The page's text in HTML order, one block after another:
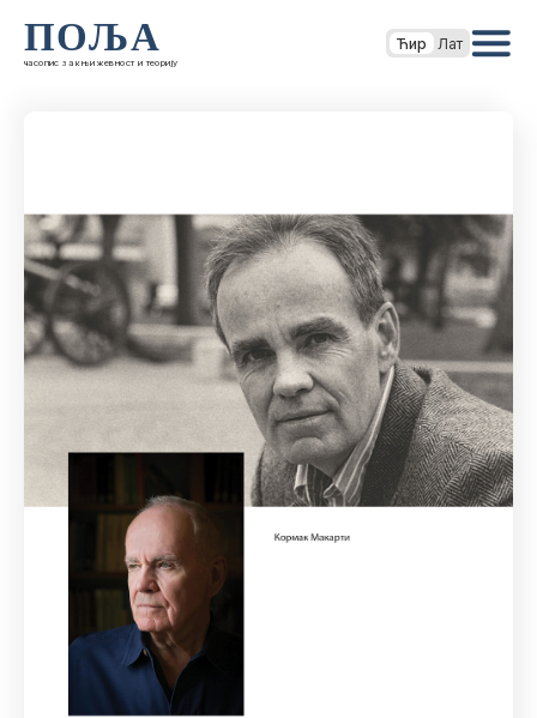
ПОЉА
часопис за књижевност и теорију
Ћир Лат